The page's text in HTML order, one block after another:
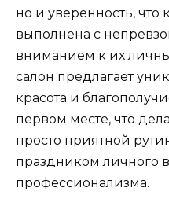
но и уверенность,
выполнена с
вниманием к их
салон предлагает
красота и
первом месте, что
просто приятной
праздником личного
профессионализма.